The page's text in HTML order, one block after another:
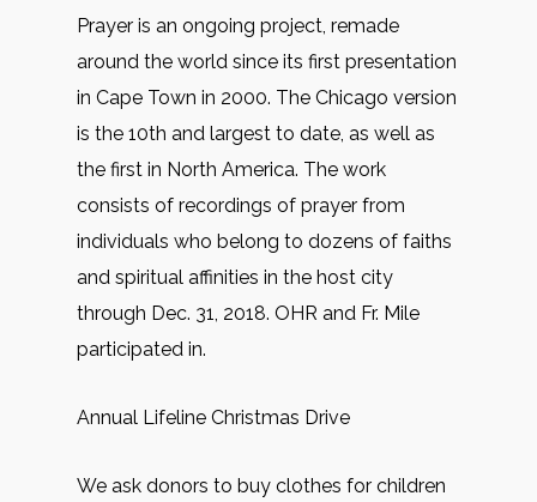
Prayer is an ongoing project, remade
around the world since its first presentation
in Cape Town in 2000. The Chicago version
is the 10th and largest to date, as well as
the first in North America. The work
consists of recordings of prayer from
individuals who belong to dozens of faiths
and spiritual affinities in the host city
through Dec. 31, 2018. OHR and Fr. Mile
participated in.
Annual Lifeline Christmas Drive
We ask donors to buy clothes for children